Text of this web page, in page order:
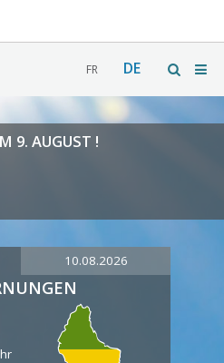
FR DE
9. AUGUST !
10.08.2026